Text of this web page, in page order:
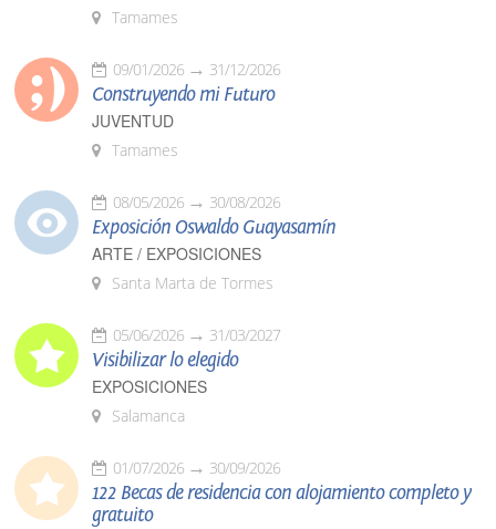
Tamames
09/01/2026 31/12/2026
Construyendo mi Futuro
JUVENTUD
Tamames
08/05/2026 30/08/2026
Exposición Oswaldo Guayasamín
ARTE / EXPOSICIONES
Santa Marta de Tormes
05/06/2026 31/03/2027
Visibilizar lo elegido
EXPOSICIONES
Salamanca
01/07/2026 30/09/2026
122 Becas de residencia con alojamiento completo y
gratuito